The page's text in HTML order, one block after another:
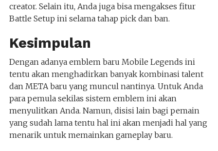
creator. Selain itu, Anda juga bisa mengakses fitur
Battle Setup ini selama tahap pick dan ban.
Kesimpulan
Dengan adanya emblem baru Mobile Legends ini
tentu akan menghadirkan banyak kombinasi talent
dan META baru yang muncul nantinya. Untuk Anda
para pemula sekilas sistem emblem ini akan
menyulitkan Anda. Namun, disisi lain bagi pemain
yang sudah lama tentu hal ini akan menjadi hal yang
menarik untuk memainkan gameplay baru.